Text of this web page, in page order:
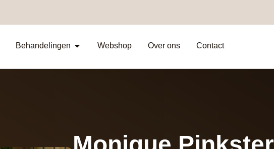
Behandelingen Webshop Over ons Contact